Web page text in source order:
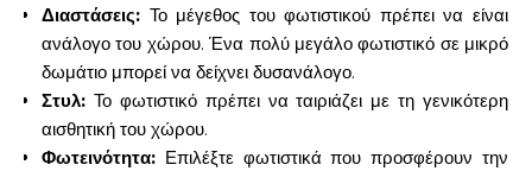
Διαστάσεις: Το μέγεθος του φωτιστικού πρέπει να είναι
ανάλογο του χώρου. Ένα πολύ μεγάλο φωτιστικό σε μικρό
δωμάτιο μπορεί να δείχνει δυσανάλογο.
Στυλ: Το φωτιστικό πρέπει να ταιριάζει με τη γενικότερη
αισθητική του χώρου.
Φωτεινότητα: Επιλέξτε φωτιστικά που προσφέρουν την